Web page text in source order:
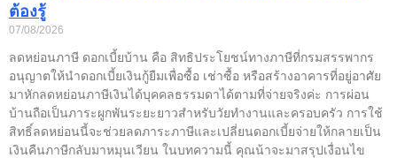
ต้องรู้
07/08/2026
ลดหย่อนภาษี ดอกเบี้ยบ้าน คือ สิทธิประโยชน์ทางภาษีที่กรมสรรพากร
อนุญาตให้นำดอกเบี้ยเงินกู้ยืมเพื่อซื้อ เช่าซื้อ หรือสร้างอาคารที่อยู่อาศัย
มาหักลดหย่อนภาษีเงินได้บุคคลธรรมดาได้ตามที่จ่ายจริงค่ะ การผ่อน
บ้านถือเป็นภาระผูกพันระยะยาวสำหรับวัยทำงานและครอบครัว การใช้
สิทธิ์ลดหย่อนนี้จะช่วยลดภาระภาษีและเปลี่ยนดอกเบี้ยจ่ายให้กลายเป็น
เงินคืนภาษีกลับมาหมุนเวียน ในบทความนี้ คุณน้าจะมาสรุปเงื่อนไข